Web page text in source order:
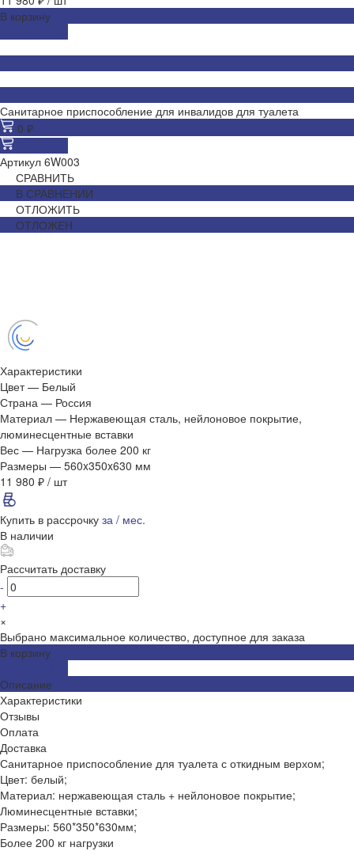
В корзину
Санитарное приспособление для инвалидов для туалета
0 ₽
Артикул 6W003
СРАВНИТЬ
В СРАВНЕНИИ
ОТЛОЖИТЬ
ОТЛОЖЕН
Характеристики
Цвет — Белый
Страна — Россия
Материал — Нержавеющая сталь, нейлоновое покрытие,
люминесцентные вставки
Вес — Нагрузка более 200 кг
Размеры — 560x350x630 мм
11 980 ₽ / шт
Купить в рассрочку за / мес.
В наличии
Рассчитать доставку
-
+
×
Выбрано максимальное количество, доступное для заказа
В корзину
Описание
Характеристики
Отзывы
Оплата
Доставка
Санитарное приспособление для туалета с откидным верхом;
Цвет: белый;
Материал: нержавеющая сталь + нейлоновое покрытие;
Люминесцентные вставки;
Размеры: 560*350*630мм;
Более 200 кг нагрузки